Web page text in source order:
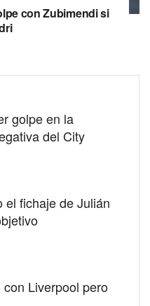
con Zubimendi si
golpe en la
del City
el fichaje de Julián
Liverpool pero